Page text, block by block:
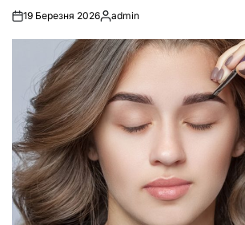
19 Березня 2026Опубліковано
admin